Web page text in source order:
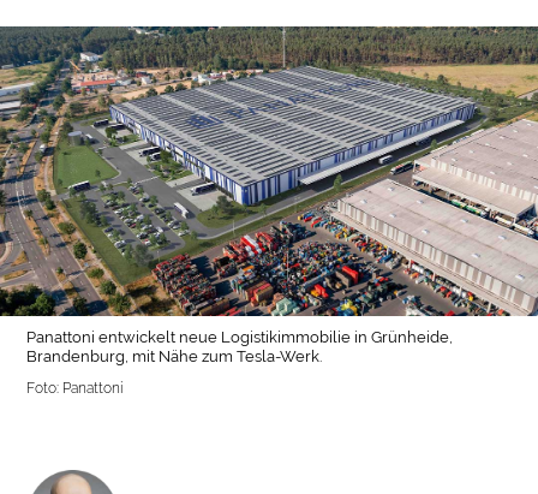
Panattoni entwickelt neue Logistikimmobilie in Grünheide,
Brandenburg, mit Nähe zum Tesla-Werk.
Foto: Panattoni